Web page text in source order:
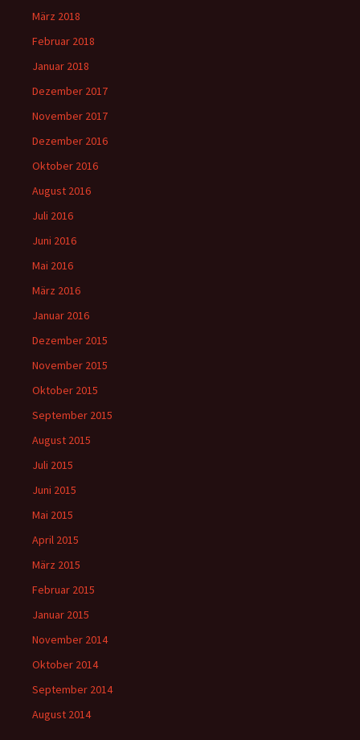
März 2018
Februar 2018
Januar 2018
Dezember 2017
November 2017
Dezember 2016
Oktober 2016
August 2016
Juli 2016
Juni 2016
Mai 2016
März 2016
Januar 2016
Dezember 2015
November 2015
Oktober 2015
September 2015
August 2015
Juli 2015
Juni 2015
Mai 2015
April 2015
März 2015
Februar 2015
Januar 2015
November 2014
Oktober 2014
September 2014
August 2014